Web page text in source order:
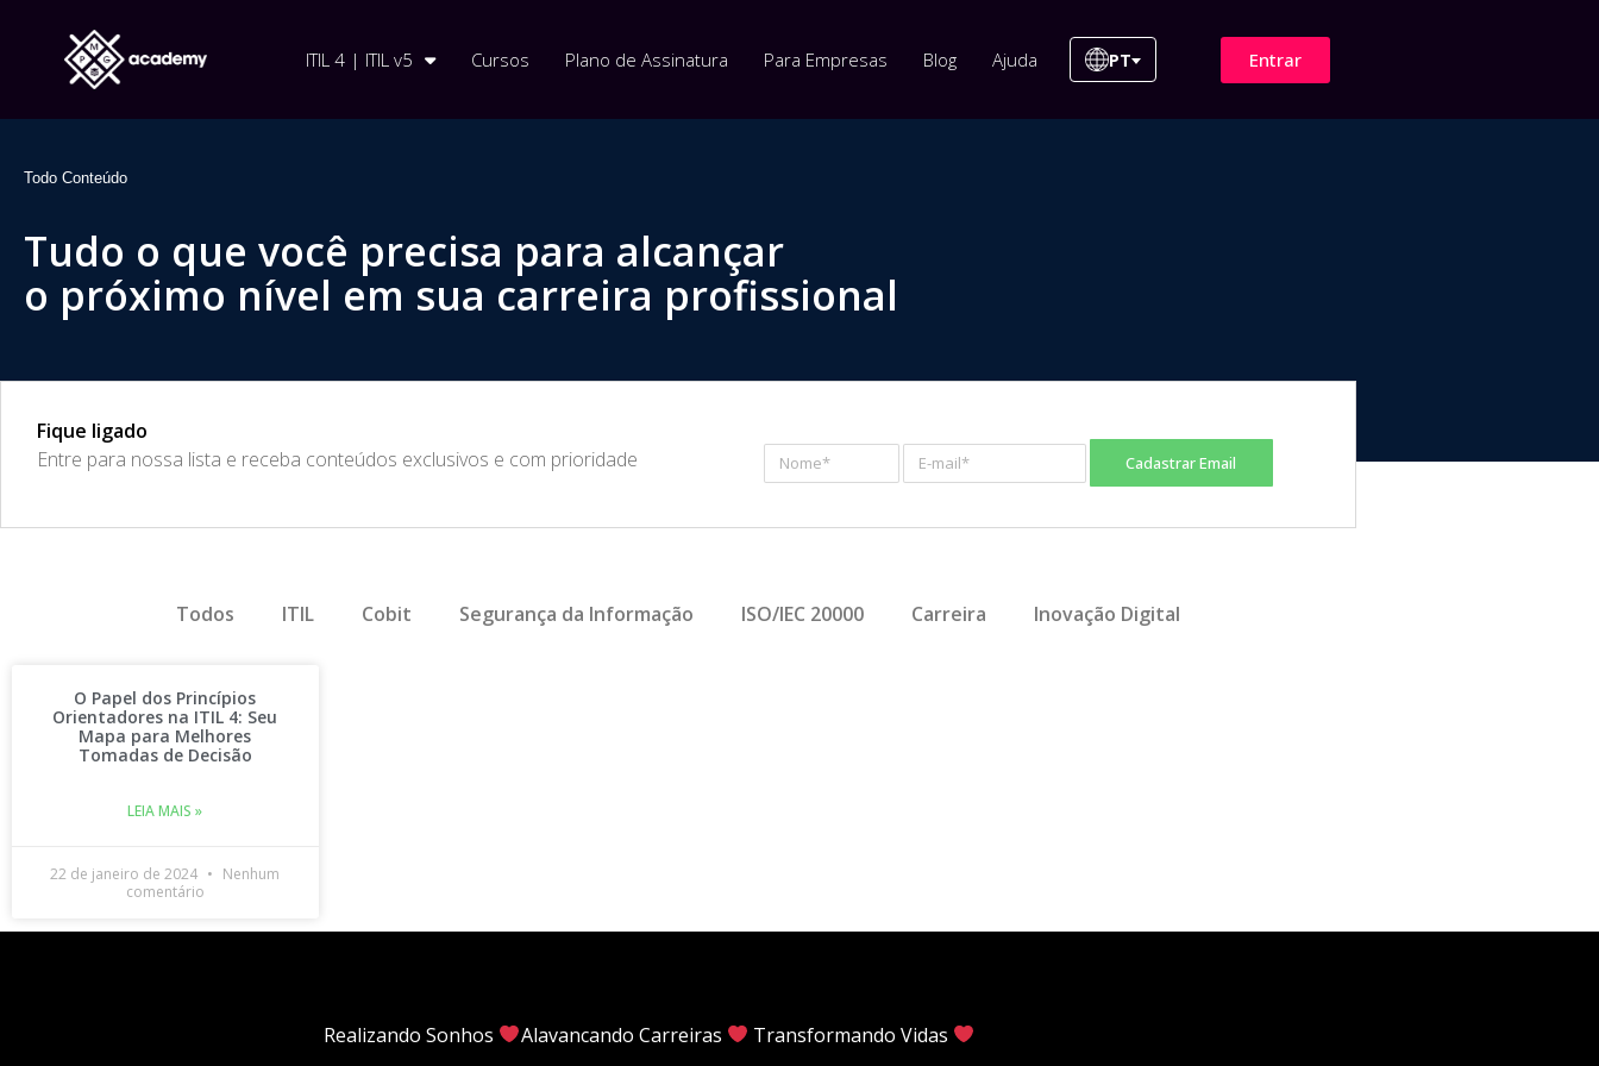
ITIL 4 | ITIL v5 Cursos Plano de Assinatura Para Empresas Blog Ajuda PT Entrar
Todo Conteúdo
Tudo o que você precisa para alcançar
o próximo nível em sua carreira profissional
Fique ligado
​Entre para nossa lista e receba conteúdos exclusivos e com prioridade
Cadastrar Email
Todos ITIL Cobit Segurança da Informação ISO/IEC 20000 Carreira Inovação Digital
O Papel dos Princípios
Orientadores na ITIL 4: Seu
Mapa para Melhores
Tomadas de Decisão
LEIA MAIS »
22 de janeiro de 2024
Nenhum
comentário
Realizando Sonhos Alavancando Carreiras Transformando Vidas